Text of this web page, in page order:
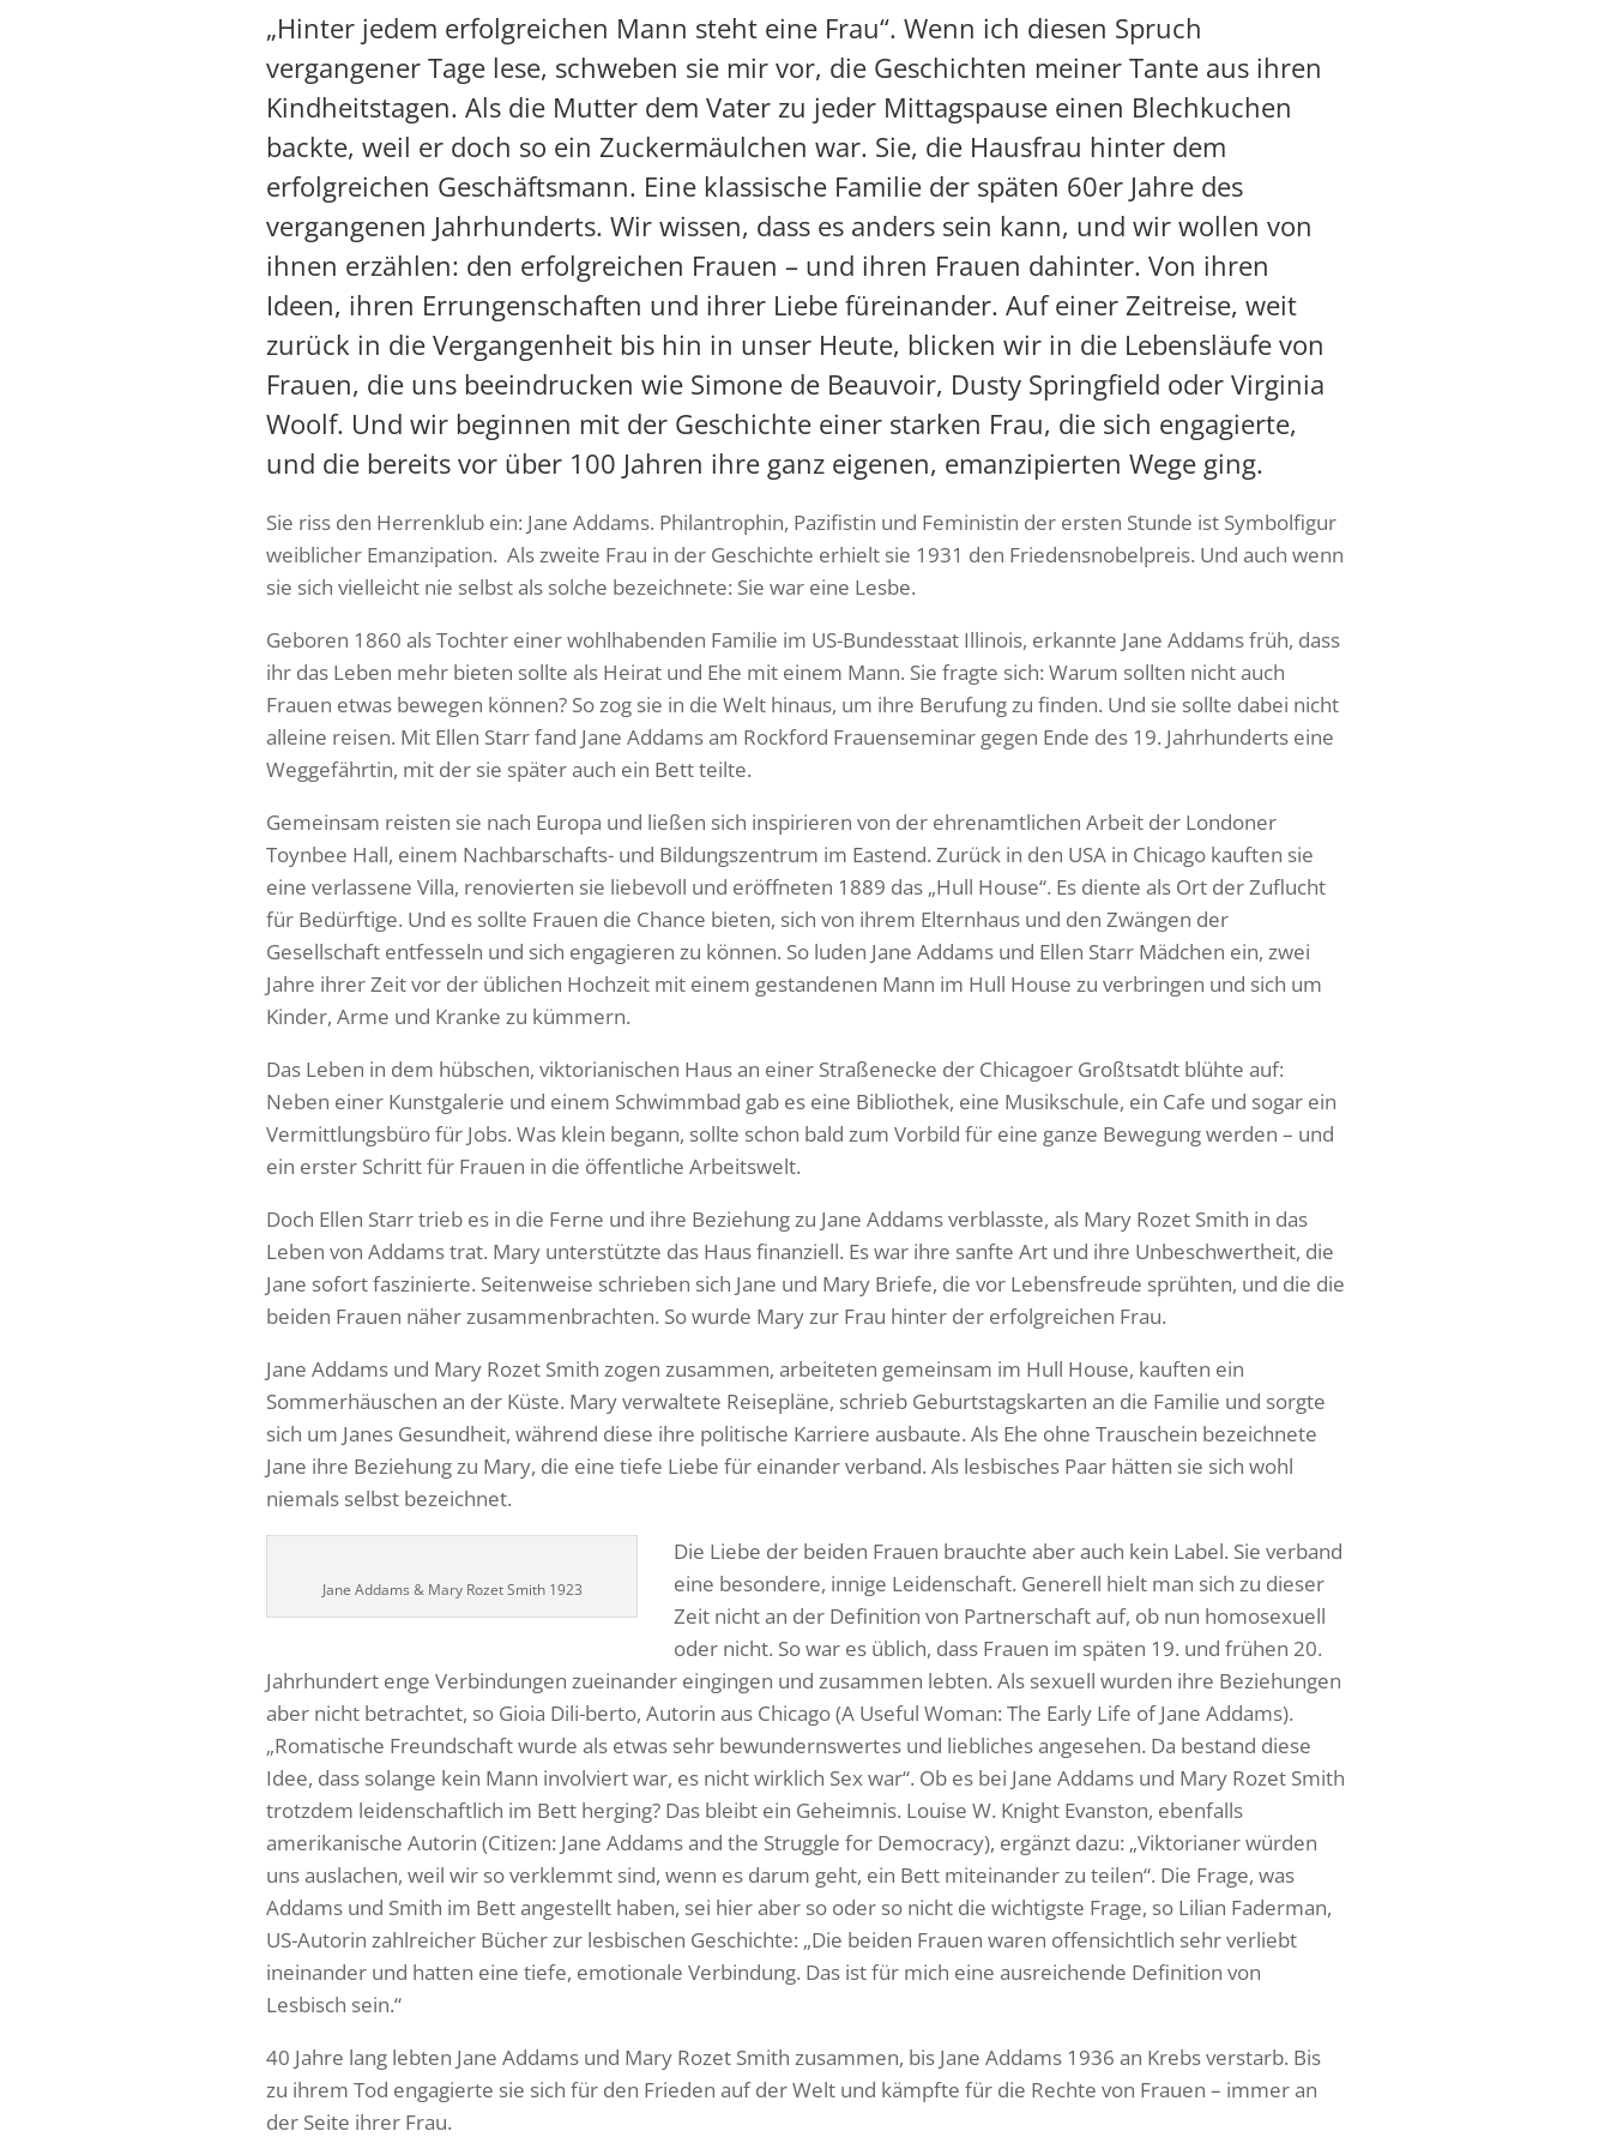
„Hinter jedem erfolgreichen Mann steht eine Frau“. Wenn ich diesen Spruch
vergangener Tage lese, schweben sie mir vor, die Geschichten meiner Tante aus ihren
Kindheitstagen. Als die Mutter dem Vater zu jeder Mittagspause einen Blechkuchen
backte, weil er doch so ein Zuckermäulchen war. Sie, die Hausfrau hinter dem
erfolgreichen Geschäftsmann. Eine klassische Familie der späten 60er Jahre des
vergangenen Jahrhunderts. Wir wissen, dass es anders sein kann, und wir wollen von
ihnen erzählen: den erfolgreichen Frauen – und ihren Frauen dahinter. Von ihren
Ideen, ihren Errungenschaften und ihrer Liebe füreinander. Auf einer Zeitreise, weit
zurück in die Vergangenheit bis hin in unser Heute, blicken wir in die Lebensläufe von
Frauen, die uns beeindrucken wie Simone de Beauvoir, Dusty Springfield oder Virginia
Woolf. Und wir beginnen mit der Geschichte einer starken Frau, die sich engagierte,
und die bereits vor über 100 Jahren ihre ganz eigenen, emanzipierten Wege ging.
Sie riss den Herrenklub ein: Jane Addams. Philantrophin, Pazifistin und Feministin der ersten Stunde ist Symbolfigur
weiblicher Emanzipation. Als zweite Frau in der Geschichte erhielt sie 1931 den Friedensnobelpreis. Und auch wenn
sie sich vielleicht nie selbst als solche bezeichnete: Sie war eine Lesbe.
Geboren 1860 als Tochter einer wohlhabenden Familie im US-Bundesstaat Illinois, erkannte Jane Addams früh, dass
ihr das Leben mehr bieten sollte als Heirat und Ehe mit einem Mann. Sie fragte sich: Warum sollten nicht auch
Frauen etwas bewegen können? So zog sie in die Welt hinaus, um ihre Berufung zu finden. Und sie sollte dabei nicht
alleine reisen. Mit Ellen Starr fand Jane Addams am Rockford Frauenseminar gegen Ende des 19. Jahrhunderts eine
Weggefährtin, mit der sie später auch ein Bett teilte.
Gemeinsam reisten sie nach Europa und ließen sich inspirieren von der ehrenamtlichen Arbeit der Londoner
Toynbee Hall, einem Nachbarschafts- und Bildungszentrum im Eastend. Zurück in den USA in Chicago kauften sie
eine verlassene Villa, renovierten sie liebevoll und eröffneten 1889 das „Hull House“. Es diente als Ort der Zuflucht
für Bedürftige. Und es sollte Frauen die Chance bieten, sich von ihrem Elternhaus und den Zwängen der
Gesellschaft entfesseln und sich engagieren zu können. So luden Jane Addams und Ellen Starr Mädchen ein, zwei
Jahre ihrer Zeit vor der üblichen Hochzeit mit einem gestandenen Mann im Hull House zu verbringen und sich um
Kinder, Arme und Kranke zu kümmern.
Das Leben in dem hübschen, viktorianischen Haus an einer Straßenecke der Chicagoer Großtsatdt blühte auf:
Neben einer Kunstgalerie und einem Schwimmbad gab es eine Bibliothek, eine Musikschule, ein Cafe und sogar ein
Vermittlungsbüro für Jobs. Was klein begann, sollte schon bald zum Vorbild für eine ganze Bewegung werden – und
ein erster Schritt für Frauen in die öffentliche Arbeitswelt.
Doch Ellen Starr trieb es in die Ferne und ihre Beziehung zu Jane Addams verblasste, als Mary Rozet Smith in das
Leben von Addams trat. Mary unterstützte das Haus finanziell. Es war ihre sanfte Art und ihre Unbeschwertheit, die
Jane sofort faszinierte. Seitenweise schrieben sich Jane und Mary Briefe, die vor Lebensfreude sprühten, und die die
beiden Frauen näher zusammenbrachten. So wurde Mary zur Frau hinter der erfolgreichen Frau.
Jane Addams und Mary Rozet Smith zogen zusammen, arbeiteten gemeinsam im Hull House, kauften ein
Sommerhäuschen an der Küste. Mary verwaltete Reisepläne, schrieb Geburtstagskarten an die Familie und sorgte
sich um Janes Gesundheit, während diese ihre politische Karriere ausbaute. Als Ehe ohne Trauschein bezeichnete
Jane ihre Beziehung zu Mary, die eine tiefe Liebe für einander verband. Als lesbisches Paar hätten sie sich wohl
niemals selbst bezeichnet.
Jane Addams & Mary Rozet Smith 1923
Die Liebe der beiden Frauen brauchte aber auch kein Label. Sie verband
eine besondere, innige Leidenschaft. Generell hielt man sich zu dieser
Zeit nicht an der Definition von Partnerschaft auf, ob nun homosexuell
oder nicht. So war es üblich, dass Frauen im späten 19. und frühen 20.
Jahrhundert enge Verbindungen zueinander eingingen und zusammen lebten. Als sexuell wurden ihre Beziehungen
aber nicht betrachtet, so Gioia Dili-berto, Autorin aus Chicago (A Useful Woman: The Early Life of Jane Addams).
„Romatische Freundschaft wurde als etwas sehr bewundernswertes und liebliches angesehen. Da bestand diese
Idee, dass solange kein Mann involviert war, es nicht wirklich Sex war“. Ob es bei Jane Addams und Mary Rozet Smith
trotzdem leidenschaftlich im Bett herging? Das bleibt ein Geheimnis. Louise W. Knight Evanston, ebenfalls
amerikanische Autorin (Citizen: Jane Addams and the Struggle for Democracy), ergänzt dazu: „Viktorianer würden
uns auslachen, weil wir so verklemmt sind, wenn es darum geht, ein Bett miteinander zu teilen“. Die Frage, was
Addams und Smith im Bett angestellt haben, sei hier aber so oder so nicht die wichtigste Frage, so Lilian Faderman,
US-Autorin zahlreicher Bücher zur lesbischen Geschichte: „Die beiden Frauen waren offensichtlich sehr verliebt
ineinander und hatten eine tiefe, emotionale Verbindung. Das ist für mich eine ausreichende Definition von
Lesbisch sein.“
40 Jahre lang lebten Jane Addams und Mary Rozet Smith zusammen, bis Jane Addams 1936 an Krebs verstarb. Bis
zu ihrem Tod engagierte sie sich für den Frieden auf der Welt und kämpfte für die Rechte von Frauen – immer an
der Seite ihrer Frau.